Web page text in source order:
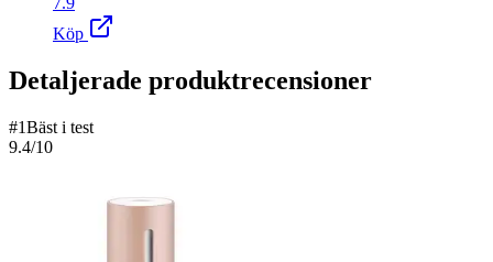
Köp
Detaljerade produktrecensioner
#1Bäst i test
9.4/10